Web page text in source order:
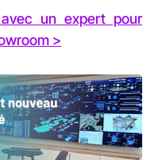
un expert pour
>